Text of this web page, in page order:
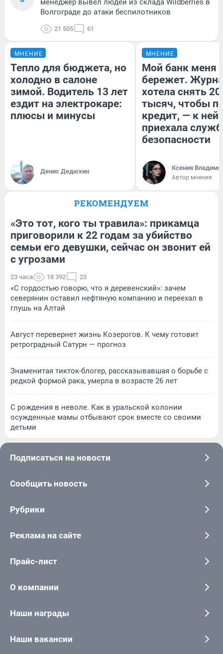
менеджер вывел людей из склада Wildberries в
Волгограде до атаки беспилотников
21 505 61
МНЕНИЕ
Тепло для бюджета, но
холодно в салоне
зимой. Водитель 13 лет
ездит на электрокаре:
плюсы и минусы
Денис Дедюхин
МНЕНИЕ
Мой банк меня
бережет.
хотела снять
тысяч, чтобы
кредит, — к
приехала
безопасности
Ксения
Автор мнения
РЕКОМЕНДУЕМ
«Это тот, кого ты травила»: прикамца
приговорили к 22 годам за убийство
семьи его девушки, сейчас он звонит ей
с угрозами
23 часа 18 392 23
«С гордостью говорю, что я деревенский»: зачем
северянин оставил нефтяную компанию и переехал в
глушь на Алтай
Август перевернет жизнь Козерогов. К чему готовит
ретроградный Сатурн — прогноз
Знаменитая тикток-блогер, рассказывавшая о борьбе с
редкой формой рака, умерла в возрасте 26 лет
С рождения в неволе. Как в уральской колонии
осужденные мамы отбывают срок вместе со своими
детьми
Подписаться на новости
Сообщить новость
Рубрики
Реклама на сайте
Прайс-лист
О компании
Наши награды
Наши вакансии